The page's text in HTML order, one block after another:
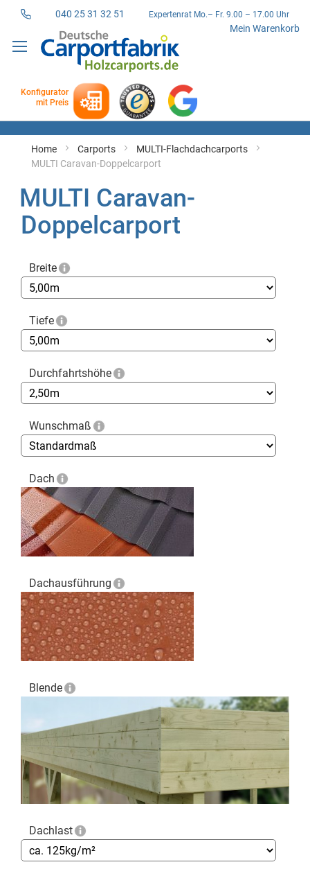
040 25 31 32 51 Expertenrat Mo.– Fr. 9.00 – 17.00 Uhr
Mein Warenkorb
zum
Konfigurator
mit Preis
Home Carports
MULTI-Flachdachcarports
MULTI Caravan-Doppelcarport
MULTI Caravan-
Doppelcarport
Breite
Tiefe
Durchfahrtshöhe
Wunschmaß
Dach
Dachausführung
Blende
Dachlast